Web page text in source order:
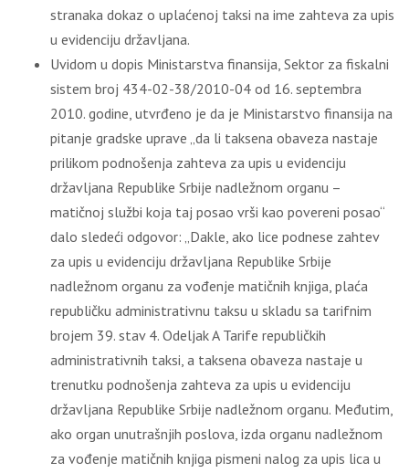
stranaka dokaz o uplaćenoj taksi na ime zahteva za upis
u evidenciju državljana.
Uvidom u dopis Ministarstva finansija, Sektor za fiskalni
sistem broj 434-02-38/2010-04 od 16. septembra
2010. godine, utvrđeno je da je Ministarstvo finansija na
pitanje gradske uprave „da li taksena obaveza nastaje
prilikom podnošenja zahteva za upis u evidenciju
državljana Republike Srbije nadležnom organu –
matičnoj službi koja taj posao vrši kao povereni posao“
dalo sledeći odgovor: „Dakle, ako lice podnese zahtev
za upis u evidenciju državljana Republike Srbije
nadležnom organu za vođenje matičnih knjiga, plaća
republičku administrativnu taksu u skladu sa tarifnim
brojem 39. stav 4. Odeljak A Tarife republičkih
administrativnih taksi, a taksena obaveza nastaje u
trenutku podnošenja zahteva za upis u evidenciju
državljana Republike Srbije nadležnom organu. Međutim,
ako organ unutrašnjih poslova, izda organu nadležnom
za vođenje matičnih knjiga pismeni nalog za upis lica u